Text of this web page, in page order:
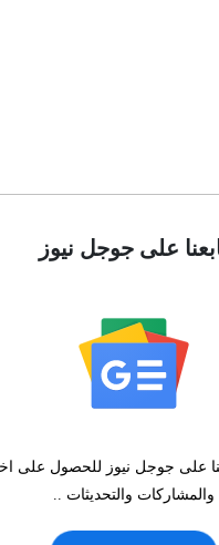
على جوجل نيوز
على جوجل نيوز للحصول على اخر
والمشاركات والتحديثات ..